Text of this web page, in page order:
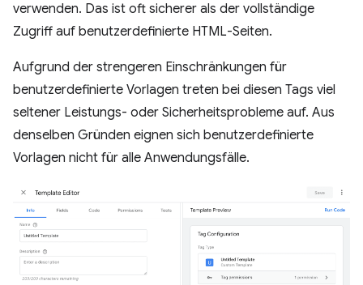
verwenden. Das ist oft sicherer als der vollständige
Zugriff auf benutzerdefinierte HTML-Seiten.
Aufgrund der strengeren Einschränkungen für
benutzerdefinierte Vorlagen treten bei diesen Tags viel
seltener Leistungs- oder Sicherheitsprobleme auf. Aus
denselben Gründen eignen sich benutzerdefinierte
Vorlagen nicht für alle Anwendungsfälle.